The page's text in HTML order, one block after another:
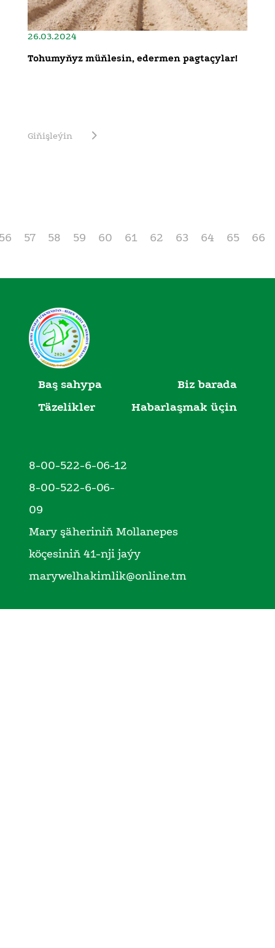
26.03.2024
Tohumyňyz müňlesin, edermen pagtaçylar!
Giňişleýin
57 58 59 60 61 62 63 64 65 66
Baş sahypa
Biz barada
Täzelikler
Habarlaşmak üçin
8-00-522-6-06-12
8-00-522-6-06-
09
Mary şäheriniň Mollanepes
köçesiniň 41-nji jaýy
marywelhakimlik@online.tm